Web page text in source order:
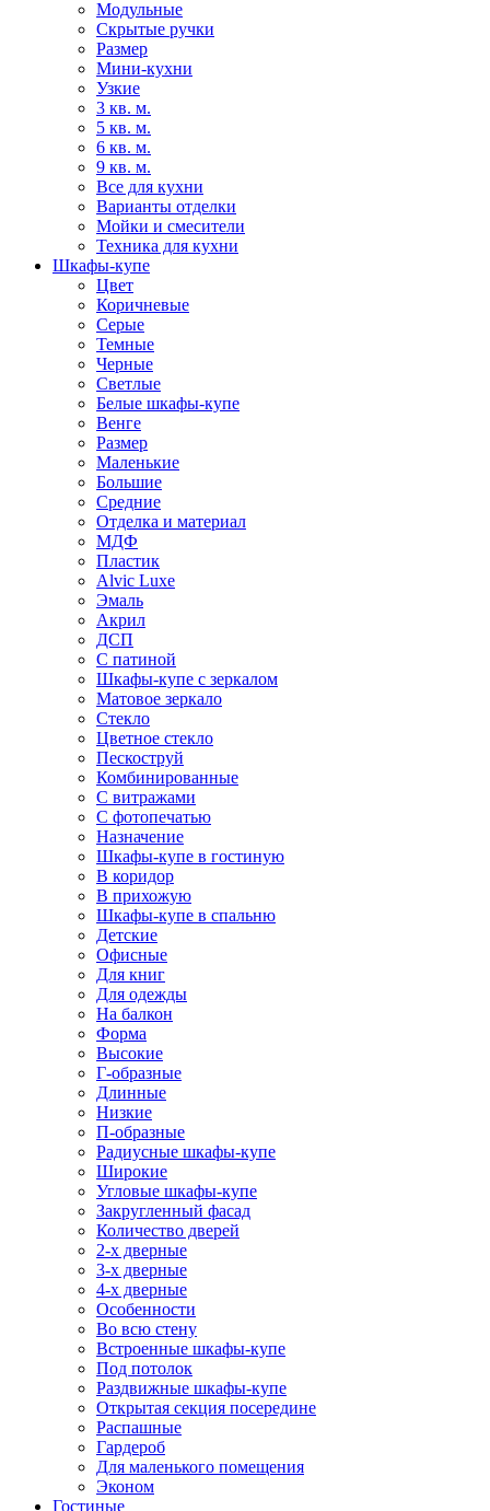
Модульные
Скрытые ручки
Размер
Мини-кухни
Узкие
3 кв. м.
5 кв. м.
6 кв. м.
9 кв. м.
Все для кухни
Варианты отделки
Мойки и смесители
Техника для кухни
Шкафы-купе
Цвет
Коричневые
Серые
Темные
Черные
Светлые
Белые шкафы-купе
Венге
Размер
Маленькие
Большие
Средние
Отделка и материал
МДФ
Пластик
Alvic Luxe
Эмаль
Акрил
ДСП
С патиной
Шкафы-купе с зеркалом
Матовое зеркало
Стекло
Цветное стекло
Пескоструй
Комбинированные
С витражами
С фотопечатью
Назначение
Шкафы-купе в гостиную
В коридор
В прихожую
Шкафы-купе в спальню
Детские
Офисные
Для книг
Для одежды
На балкон
Форма
Высокие
Г-образные
Длинные
Низкие
П-образные
Радиусные шкафы-купе
Широкие
Угловые шкафы-купе
Закругленный фасад
Количество дверей
2-х дверные
3-х дверные
4-х дверные
Особенности
Во всю стену
Встроенные шкафы-купе
Под потолок
Раздвижные шкафы-купе
Открытая секция посередине
Распашные
Гардероб
Для маленького помещения
Эконом
Гостиные